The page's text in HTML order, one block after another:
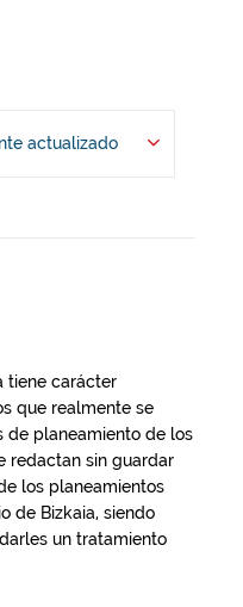
actualizado
tiene carácter
que realmente se
de planeamiento de los
redactan sin guardar
los planeamientos
de Bizkaia, siendo
un tratamiento